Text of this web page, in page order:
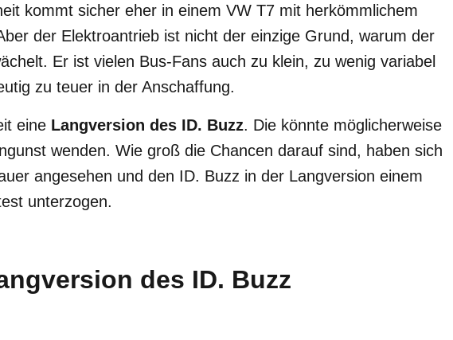
kommt sicher eher in einem VW T7 mit herkömmlichem
der Elektroantrieb ist nicht der einzige Grund, warum der
Er ist vielen Bus-Fans auch zu klein, zu wenig variabel
zu teuer in der Anschaffung.
eine Langversion des ID. Buzz. Die könnte möglicherweise
wenden. Wie groß die Chancen darauf sind, haben sich
angesehen und den ID. Buzz in der Langversion einem
unterzogen.
des ID. Buzz